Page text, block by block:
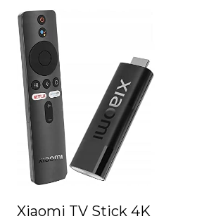
Xiaomi TV Stick 4K